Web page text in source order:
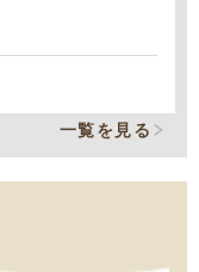
一覧を見る